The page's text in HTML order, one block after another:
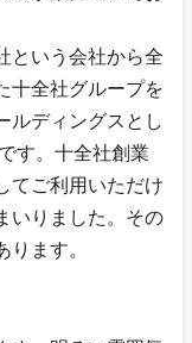
という会社から全
十全社グループを
ルディングスとし
す。十全社創業
てご利用いただけ
いりました。その
ます。